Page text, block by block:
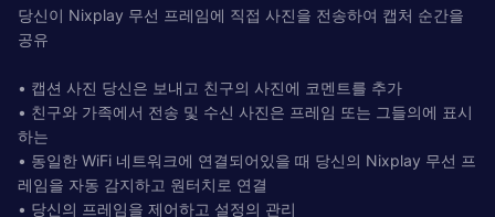
당신이 Nixplay 무선 프레임에 직접 사진을 전송하여 캡처 순간을
공유
• 캡션 사진 당신은 보내고 친구의 사진에 코멘트를 추가
• 친구와 가족에서 전송 및 수신 사진은 프레임 또는 그들의에 표시
하는
• 동일한 WiFi 네트워크에 연결되어있을 때 당신의 Nixplay 무선 프
레임을 자동 감지하고 원터치로 연결
• 당신의 프레임을 제어하고 설정의 관리